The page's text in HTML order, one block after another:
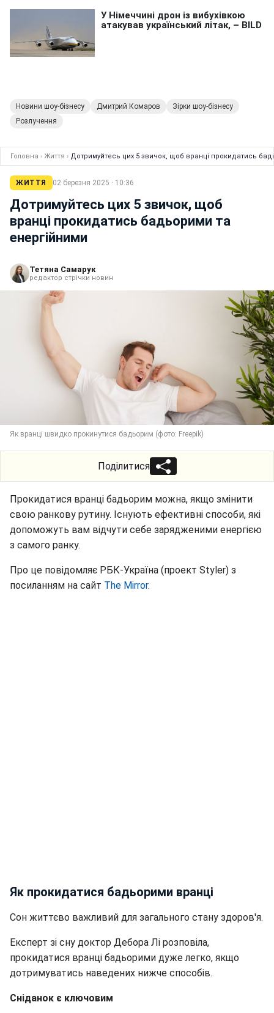
Новини шоу-бізнесу Дмитрий Комаров
Зірки шоу-бізнесу
Розлучення
Головна › Життя › Дотримуйтесь цих 5 звичок, щоб вранці прокидатись
ЖИТТЯ 02 березня 2025 · 10:36
Дотримуйтесь цих 5 звичок, щоб
вранці прокидатись бадьорими та
енергійними
Тетяна Самарук
редактор стрічки новин
Як вранці швидко прокинутися бадьорим (фото: Freepik)
Поділитися
Прокидатися вранці бадьорим можна, якщо змінити
свою ранкову рутину. Існують ефективні способи, які
допоможуть вам відчути себе зарядженими енергією
з самого ранку.
Про це повідомляє РБК-Україна (проект Styler) з
посиланням на сайт The Mirror.
Як прокидатися бадьорими вранці
Сон життєво важливий для загального стану здоров'я.
Експерт зі сну доктор Дебора Лі розповіла,
прокидатися вранці бадьорими дуже легко, якщо
дотримуватись наведених нижче способів.
Сніданок є ключовим